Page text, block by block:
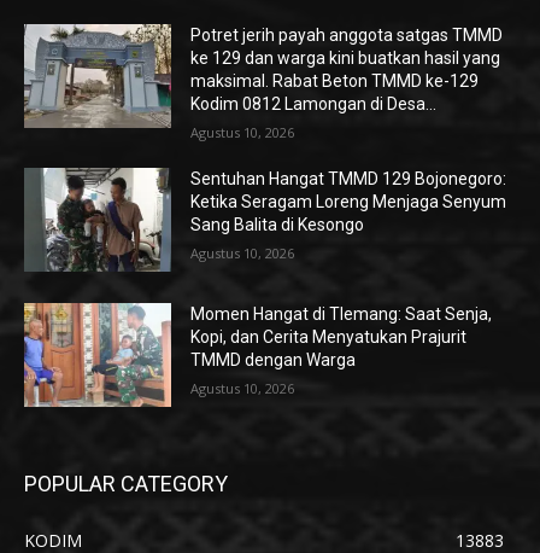
Potret jerih payah anggota satgas TMMD
ke 129 dan warga kini buatkan hasil yang
maksimal. Rabat Beton TMMD ke-129
Kodim 0812 Lamongan di Desa...
Agustus 10, 2026
Sentuhan Hangat TMMD 129 Bojonegoro:
Ketika Seragam Loreng Menjaga Senyum
Sang Balita di Kesongo
Agustus 10, 2026
Momen Hangat di Tlemang: Saat Senja,
Kopi, dan Cerita Menyatukan Prajurit
TMMD dengan Warga
Agustus 10, 2026
POPULAR CATEGORY
KODIM
13883